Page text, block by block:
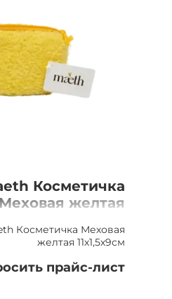
Косметичка
Меховая желтая
Косметичка Меховая
желтая 11х1,5х9см
прайс-лист